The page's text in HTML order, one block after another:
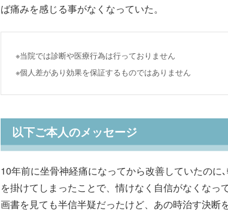
ば痛みを感じる事がなくなっていた。
※当院では診断や医療行為は行っておりません
※個人差があり効果を保証するものではありません
以下ご本人のメッセージ
10年前に坐骨神経痛になってから改善していたのに
を掛けてしまったことで、情けなく自信がなくなっ
画書を見ても半信半疑だったけど、あの時治す決断